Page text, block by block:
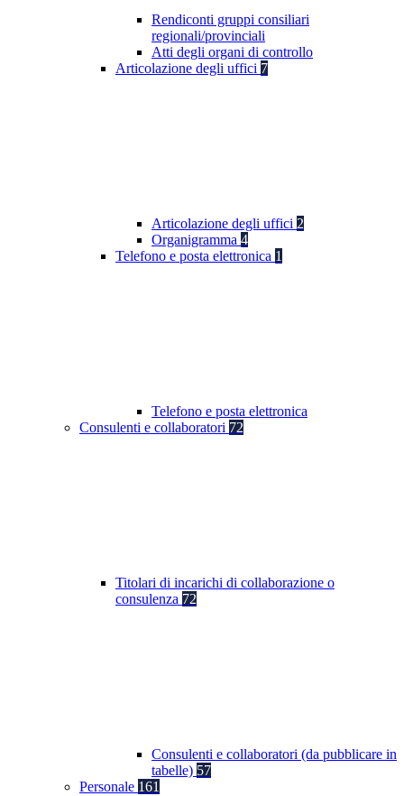
Rendiconti gruppi consiliari
regionali/provinciali
Atti degli organi di controllo
Articolazione degli uffici 7
Articolazione degli uffici 2
Organigramma 4
Telefono e posta elettronica 1
Telefono e posta elettronica
Consulenti e collaboratori 72
Titolari di incarichi di collaborazione o
consulenza 72
Consulenti e collaboratori (da pubblicare in
tabelle) 57
Personale 161